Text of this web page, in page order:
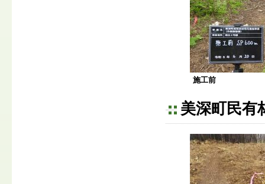
施工前
美深町民